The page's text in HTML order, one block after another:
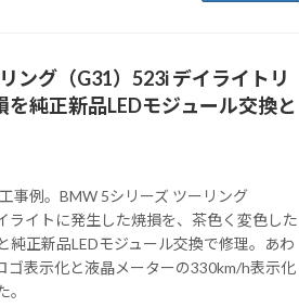
ング（G31）523i デイライトリ
純正新品LEDモジュール交換と
事例。BMW 5シリーズ ツーリング
ライトに発生した焼損を、茶色く変色した
純正新品LEDモジュール交換で修理。あわ
ゴ表示化と液晶メーターの330km/h表示化